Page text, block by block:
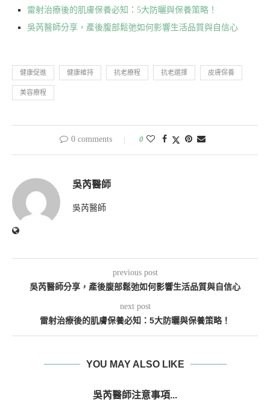
雷射治療後的肌膚保養必知：5大防曬與保養策略！
吳芮醫師分享，產後腹部鬆弛如何影響生活品質與自信心
健康促進 健康維持 抗老療程 抗老選擇 皮膚保養
美容療程
0 comments 0
吳芮醫師
吳芮醫師
previous post
吳芮醫師分享，產後腹部鬆弛如何影響生活品質與自信心
next post
雷射治療後的肌膚保養必知：5大防曬與保養策略！
YOU MAY ALSO LIKE
吳芮醫師注意事項...